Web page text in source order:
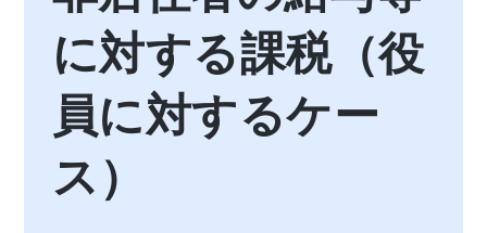
に対する課税（役
員に対するケー
ス）